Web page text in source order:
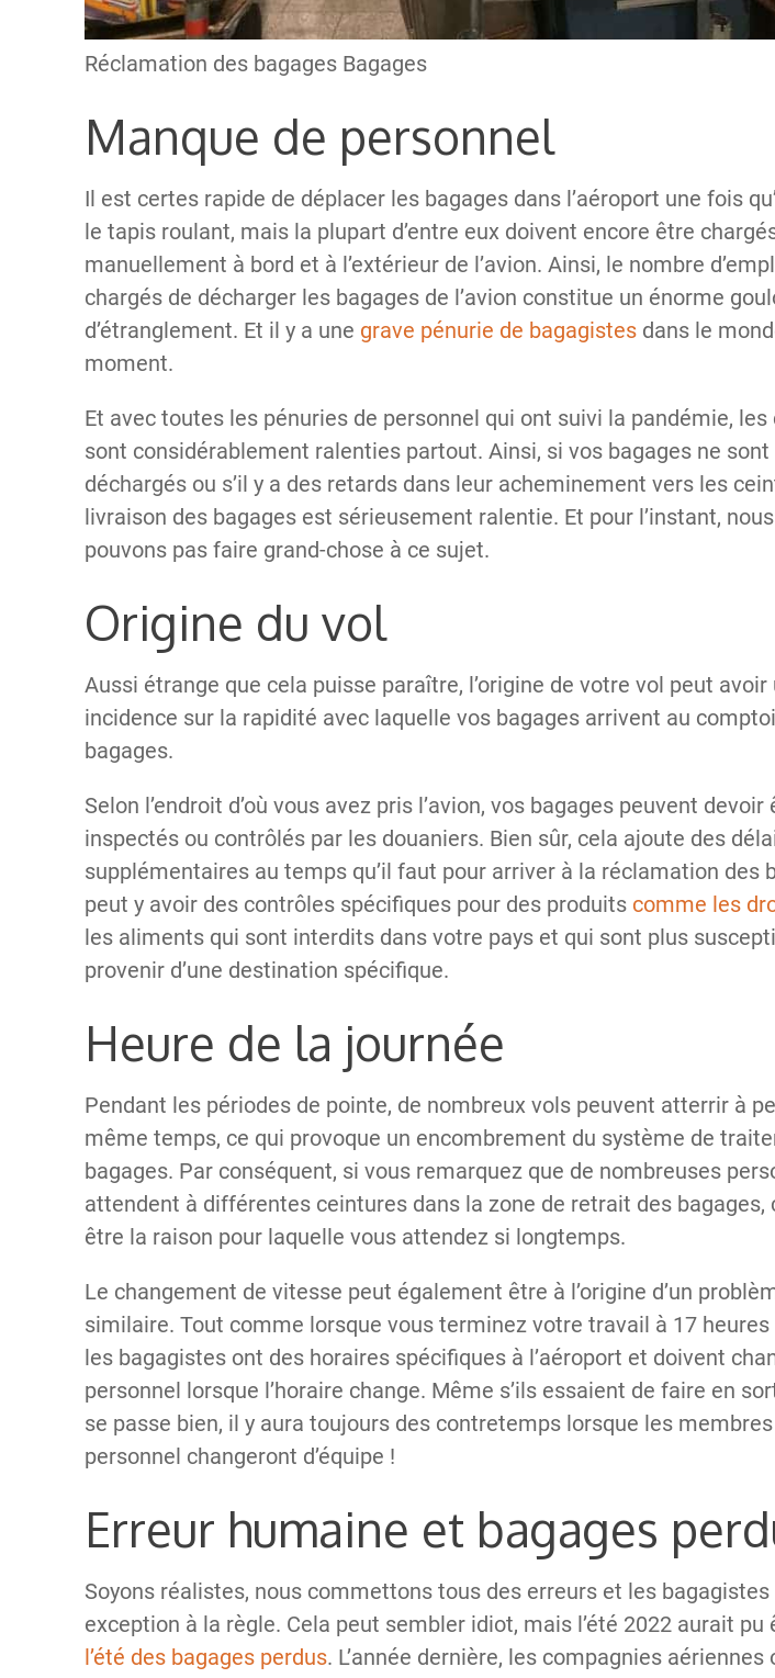
Réclamation des bagages Bagages
Manque de personnel
Il est certes rapide de déplacer les bagages dans l’aéroport une fois
le tapis roulant, mais la plupart d’entre eux doivent encore être
manuellement à bord et à l’extérieur de l’avion. Ainsi, le nombre
chargés de décharger les bagages de l’avion constitue un énorme
d’étranglement. Et il y a une grave pénurie de bagagistes dans le
moment.
Et avec toutes les pénuries de personnel qui ont suivi la pandémie, les
sont considérablement ralenties partout. Ainsi, si vos bagages ne sont
déchargés ou s’il y a des retards dans leur acheminement vers les
livraison des bagages est sérieusement ralentie. Et pour l’instant,
pouvons pas faire grand-chose à ce sujet.
Origine du vol
Aussi étrange que cela puisse paraître, l’origine de votre vol peut avoir
incidence sur la rapidité avec laquelle vos bagages arrivent au
bagages.
Selon l’endroit d’où vous avez pris l’avion, vos bagages peuvent devoir
inspectés ou contrôlés par les douaniers. Bien sûr, cela ajoute des
supplémentaires au temps qu’il faut pour arriver à la réclamation des
peut y avoir des contrôles spécifiques pour des produits comme les
les aliments qui sont interdits dans votre pays et qui sont plus
provenir d’une destination spécifique.
Heure de la journée
Pendant les périodes de pointe, de nombreux vols peuvent atterrir à
même temps, ce qui provoque un encombrement du système de
bagages. Par conséquent, si vous remarquez que de nombreuses
attendent à différentes ceintures dans la zone de retrait des bagages,
être la raison pour laquelle vous attendez si longtemps.
Le changement de vitesse peut également être à l’origine d’un
similaire. Tout comme lorsque vous terminez votre travail à 17 heures
les bagagistes ont des horaires spécifiques à l’aéroport et doivent
personnel lorsque l’horaire change. Même s’ils essaient de faire en
se passe bien, il y aura toujours des contretemps lorsque les
personnel changeront d’équipe !
Erreur humaine et bagages
Soyons réalistes, nous commettons tous des erreurs et les
exception à la règle. Cela peut sembler idiot, mais l’été 2022 aurait pu
l’été des bagages perdus. L’année dernière, les compagnies aériennes